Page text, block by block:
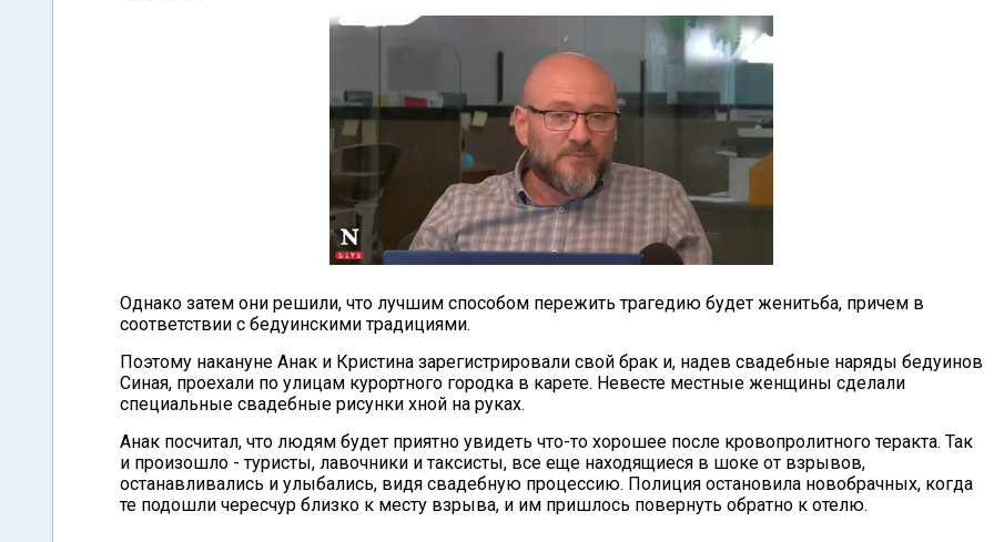
Однако затем они решили, что лучшим способом пережить трагедию будет женитьба, причем в
соответствии с бедуинскими традициями.
Поэтому накануне Анак и Кристина зарегистрировали свой брак и, надев свадебные наряды бедуинов
Синая, проехали по улицам курортного городка в карете. Невесте местные женщины сделали
специальные свадебные рисунки хной на руках.
Анак посчитал, что людям будет приятно увидеть что-то хорошее после кровопролитного теракта. Так
и произошло - туристы, лавочники и таксисты, все еще находящиеся в шоке от взрывов,
останавливались и улыбались, видя свадебную процессию. Полиция остановила новобрачных, когда
те подошли чересчур близко к месту взрыва, и им пришлось повернуть обратно к отелю.